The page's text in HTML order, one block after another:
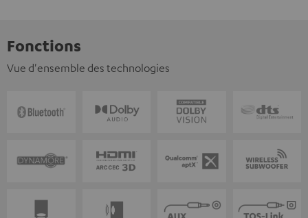
Fonctions
Vue d'ensemble des technologies